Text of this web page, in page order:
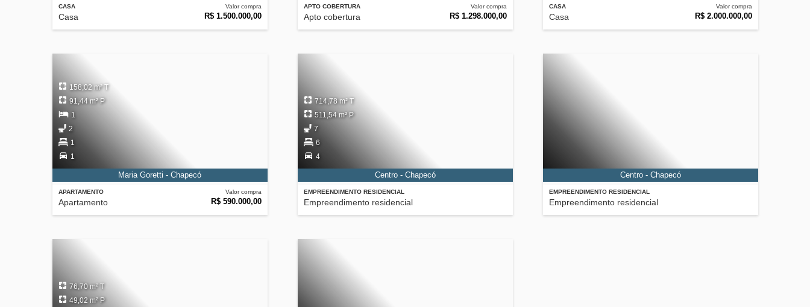
CASA
Casa
Valor compra
R$ 1.500.000,00
APTO COBERTURA
Apto cobertura
Valor compra
R$ 1.298.000,00
CASA
Casa
Valor compra
R$ 2.000.000,00
APARTAMENTO
Apartamento
Valor compra
R$ 590.000,00
158,02 m² T
91,44 m² P
1
2
1
1
Maria Goretti - Chapecó
EMPREENDIMENTO RESIDENCIAL
Empreendimento residencial
714,78 m² T
511,54 m² P
7
6
4
Centro - Chapecó
EMPREENDIMENTO RESIDENCIAL
Empreendimento residencial
Centro - Chapecó
76,70 m² T
49,02 m² P